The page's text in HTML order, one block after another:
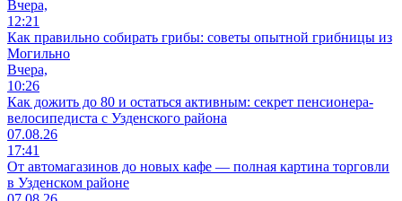
Вчера,
12:21
Как правильно собирать грибы: советы опытной грибницы из
Могильно
Вчера,
10:26
Как дожить до 80 и остаться активным: секрет пенсионера-
велосипедиста с Узденского района
07.08.26
17:41
От автомагазинов до новых кафе — полная картина торговли
в Узденском районе